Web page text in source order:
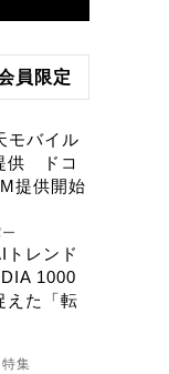
員限定
モバイル
供 ドコ
提供開始
トレンド
1000
えた「転
集